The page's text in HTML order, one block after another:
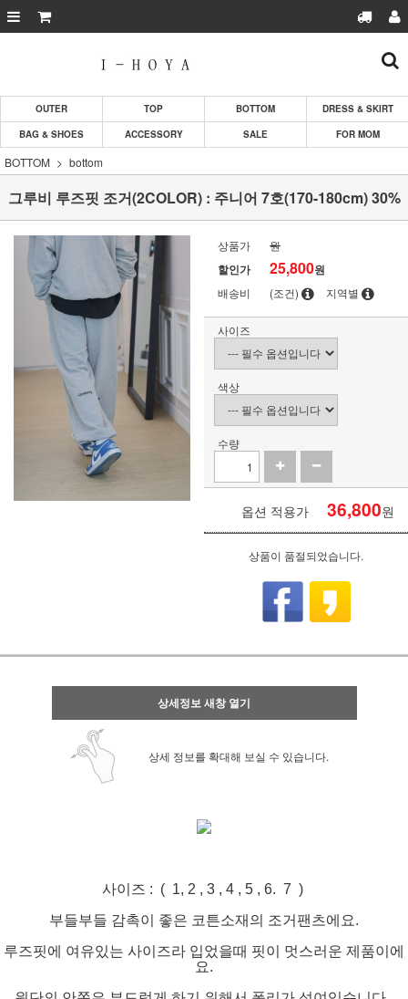
OUTER TOP BOTTOM
DRESS & SKIRT
BAG & SHOES
ACCESSORY SALE FOR MOM
BOTTOM bottom
그루비 루즈핏 조거(2COLOR) : 주니어 7호(170-180cm) 30%
상품가 원
할인가 25,800원
배송비 (조건) 지역별
사이즈
색상
수량
옵션 적용가 36,800원
상품이 품절되었습니다.
상세정보 새창 열기
상세 정보를 확대해 보실 수 있습니다.
사이즈 : ( 1, 2 , 3 , 4 , 5 , 6. 7 )
부들부들 감촉이 좋은 코튼소재의 조거팬츠에요.
루즈핏에 여유있는 사이즈라 입었을때 핏이 멋스러운 제품이에
요.